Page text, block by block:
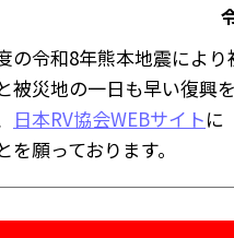
の令和8年熊本地震によ
被災地の一日も早い復興
日本RV協会WEBサイトに
を願っております。